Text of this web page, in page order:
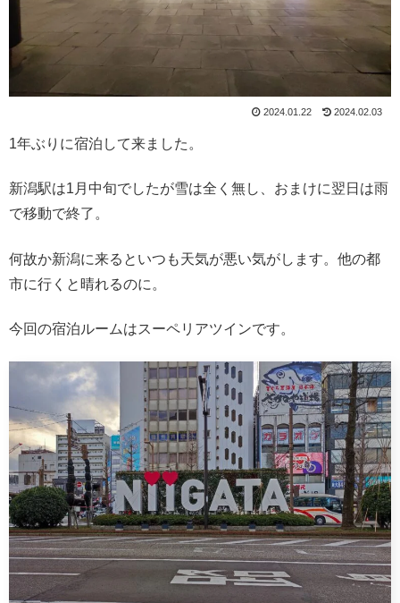
2024.01.22 2024.02.03
1年ぶりに宿泊して来ました。
新潟駅は1月中旬でしたが雪は全く無し、おまけに翌日は雨
で移動で終了。
何故か新潟に来るといつも天気が悪い気がします。他の都
市に行くと晴れるのに。
今回の宿泊ルームはスーペリアツインです。